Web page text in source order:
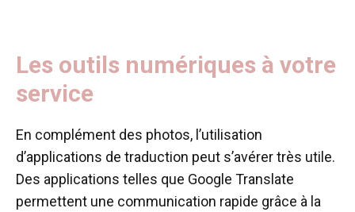
Les outils numériques à votre
service
En complément des photos, l’utilisation
d’applications de traduction peut s’avérer très utile.
Des applications telles que Google Translate
permettent une communication rapide grâce à la